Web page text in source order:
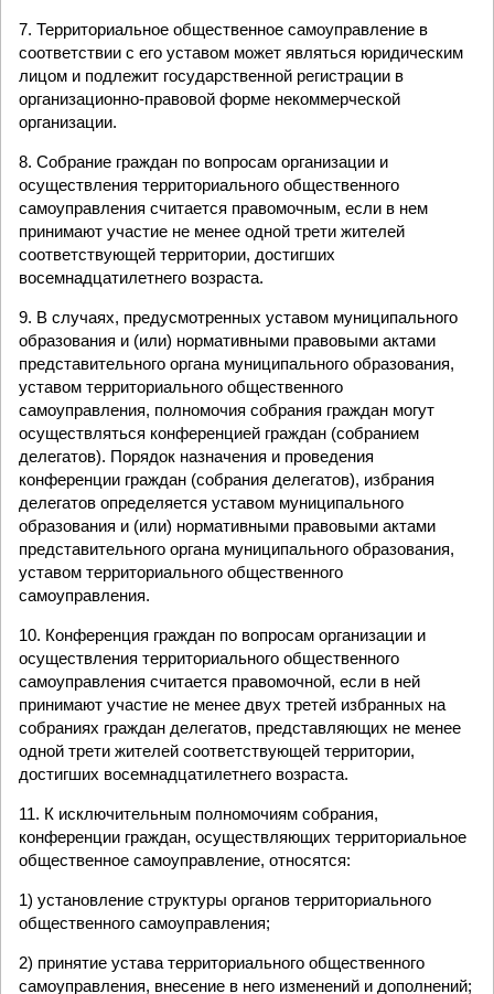
7. Территориальное общественное самоуправление в
соответствии с его уставом может являться юридическим
лицом и подлежит государственной регистрации в
организационно-правовой форме некоммерческой
организации.
8. Собрание граждан по вопросам организации и
осуществления территориального общественного
самоуправления считается правомочным, если в нем
принимают участие не менее одной трети жителей
соответствующей территории, достигших
восемнадцатилетнего возраста.
9. В случаях, предусмотренных уставом муниципального
образования и (или) нормативными правовыми актами
представительного органа муниципального образования,
уставом территориального общественного
самоуправления, полномочия собрания граждан могут
осуществляться конференцией граждан (собранием
делегатов). Порядок назначения и проведения
конференции граждан (собрания делегатов), избрания
делегатов определяется уставом муниципального
образования и (или) нормативными правовыми актами
представительного органа муниципального образования,
уставом территориального общественного
самоуправления.
10. Конференция граждан по вопросам организации и
осуществления территориального общественного
самоуправления считается правомочной, если в ней
принимают участие не менее двух третей избранных на
собраниях граждан делегатов, представляющих не менее
одной трети жителей соответствующей территории,
достигших восемнадцатилетнего возраста.
11. К исключительным полномочиям собрания,
конференции граждан, осуществляющих территориальное
общественное самоуправление, относятся:
1) установление структуры органов территориального
общественного самоуправления;
2) принятие устава территориального общественного
самоуправления, внесение в него изменений и дополнений;